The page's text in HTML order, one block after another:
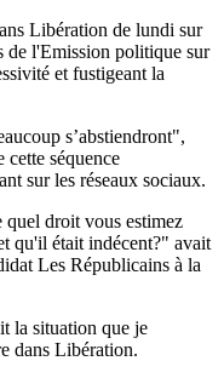
Libération de lundi sur
de l'Emission politique sur
et fustigeant la
s’abstiendront",
séquence
sur les réseaux sociaux.
droit vous estimez
qu'il était indécent?" avait
Les Républicains à la
la situation que je
dans Libération.